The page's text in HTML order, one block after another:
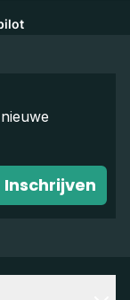
Inschrijven